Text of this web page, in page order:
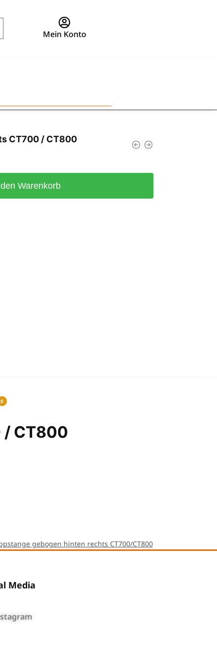
Mein Konto
CT700 / CT800
Warenkorb
0
/ CT800
gebogen hinten rechts CT700/CT800
Media